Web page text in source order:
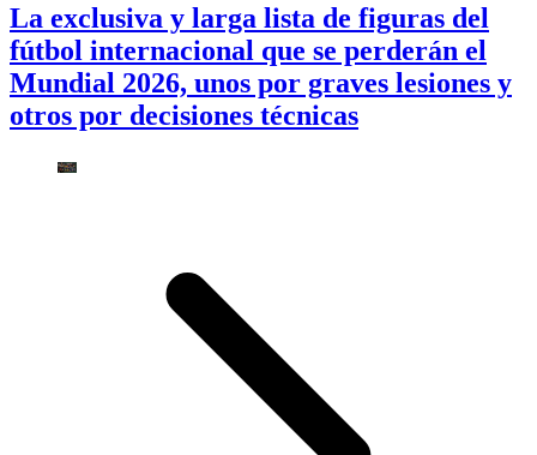
La exclusiva y larga lista de figuras del
fútbol internacional que se perderán el
Mundial 2026, unos por graves lesiones y
otros por decisiones técnicas